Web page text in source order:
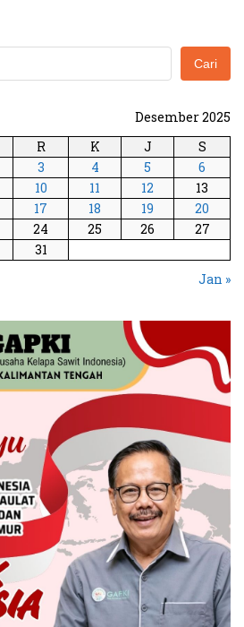
Cari
Desember 2025
R K J
S
3 4 5
6
10 11 12
13
17 18 19
20
24 25 26
27
31
Jan »